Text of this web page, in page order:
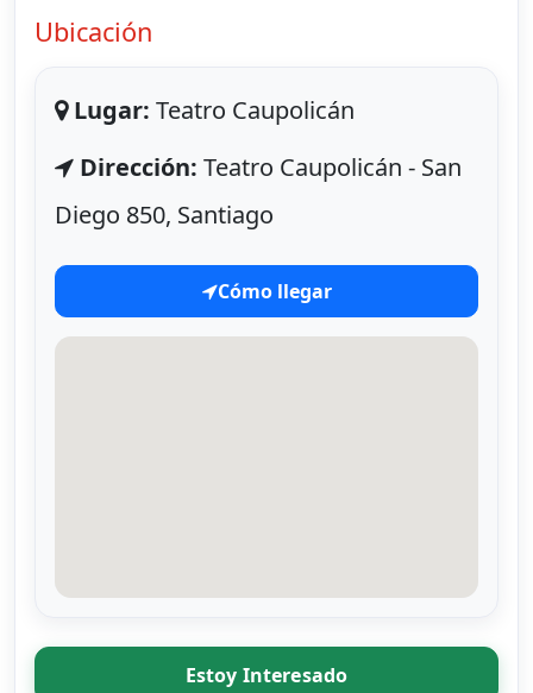
Ubicación
Lugar: Teatro Caupolicán
Dirección: Teatro Caupolicán - San
Diego 850, Santiago
Cómo llegar
Estoy Interesado